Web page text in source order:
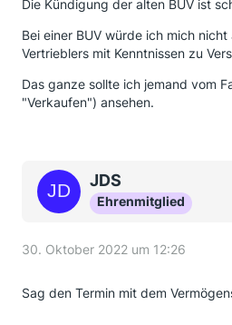
Die Kündigung der alten BUV ist
Bei einer BUV würde ich mich
Vertrieblers mit Kenntnissen zu
Das ganze sollte ich jemand vom
"Verkaufen") ansehen.
JDS
Ehrenmitglied
30. Oktober 2022 um 12:26
Sag den Termin mit dem